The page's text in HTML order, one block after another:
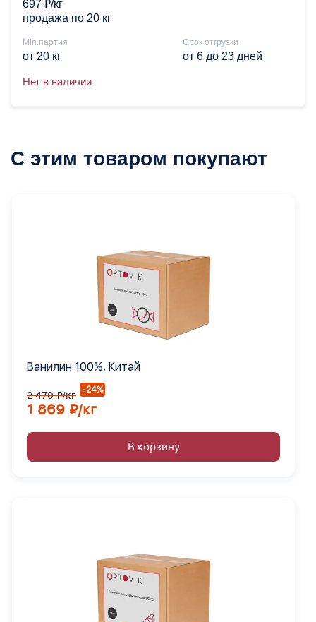
697 ₽/кг
продажа по 20 кг
Min.партия
от 20 кг
Срок отгрузки
от 6 до 23 дней
Нет в наличии
С этим товаром покупают
Ванилин 100%, Китай
2 470 ₽/кг -24%
1 869 ₽/кг
В корзину